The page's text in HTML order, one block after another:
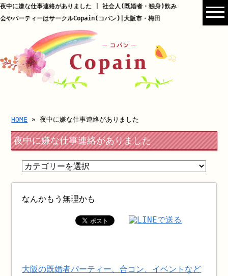
夜中に嫌な仕事連絡がありました | 社会人(既婚者・独身)飲み
会やパーティーはサークルCopain(コパン)|大阪市・梅田
HOME » 夜中に嫌な仕事連絡がありました
夜中に嫌な仕事連絡がありました
なんかもう無理かも
大阪の既婚者パーティー、合コン、イベントなど